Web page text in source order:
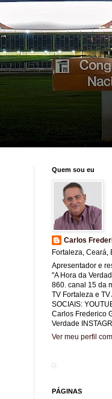
Quem sou eu
Carlos
Fortaleza, Ceará,
Apresentador e
"A Hora da
860. canal 15 da
TV Fortaleza e
SOCIAIS:
Carlos Frederico
Verdade
Ver meu perfil
PÁGINAS